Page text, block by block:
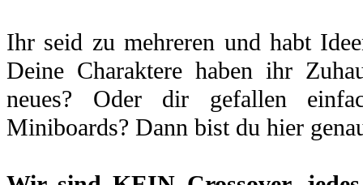
Ihr seid zu mehreren und habt
Deine Charaktere haben ihr
neues? Oder dir gefallen
Miniboards? Dann bist du hier